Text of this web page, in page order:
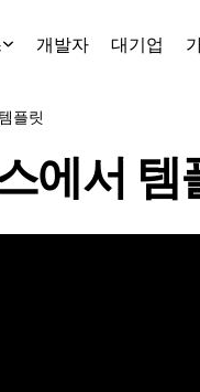
개발자 대기업
플릿
에서 템